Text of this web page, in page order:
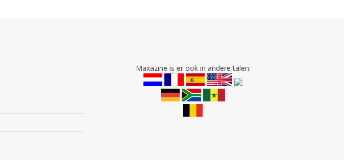
Maxazine is er ook in andere talen: